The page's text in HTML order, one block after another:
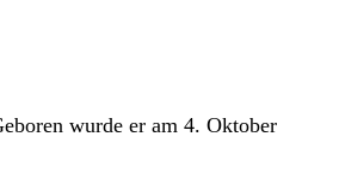
wurde er am 4. Oktober